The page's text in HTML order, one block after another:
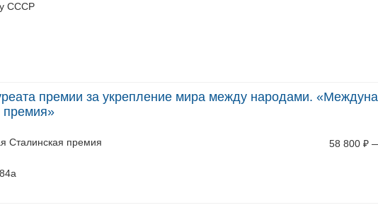
СССР
премии за укрепление мира между народами.
премия»
Сталинская премия
58 800 ₽